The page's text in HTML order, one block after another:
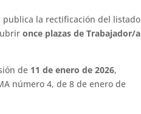
publica la rectificación del listado
once plazas de Trabajador/a
de 11 de enero de 2026,
número 4, de 8 de enero de